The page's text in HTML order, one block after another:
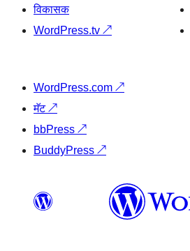
विकासक
WordPress.tv ↗
WordPress.com ↗
मॅट↗
bbPress ↗
BuddyPress ↗